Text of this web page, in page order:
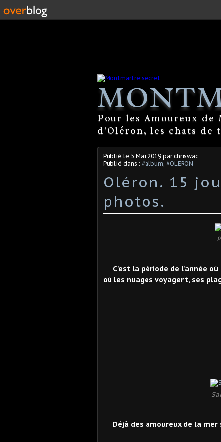
Pour les Amoureux
d'Oléron, les chats de
Publié le 5 Mai 2019 par chriswac
Publié dans : #album #OLERON
Oléron. 15
photos.
C'est la période de l'année où
où les nuages voyagent, ses
Déjà des amoureux de la